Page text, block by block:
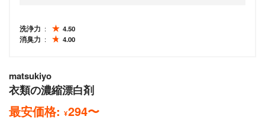
洗浄力
4.50
消臭力
4.00
matsukiyo
衣類の濃縮漂白剤
最安価格: ¥294〜